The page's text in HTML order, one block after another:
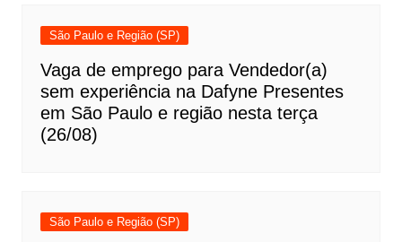
São Paulo e Região (SP)
Vaga de emprego para Vendedor(a)
sem experiência na Dafyne Presentes
em São Paulo e região nesta terça
(26/08)
São Paulo e Região (SP)